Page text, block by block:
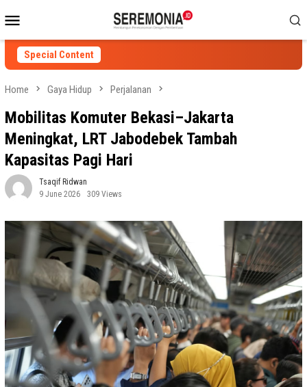
to
contentMenu
Special Content
Home Gaya Hidup Perjalanan
Mobilitas Komuter Bekasi–Jakarta
Meningkat, LRT Jabodebek Tambah
Kapasitas Pagi Hari
Tsaqif Ridwan
9 June 2026
309 Views